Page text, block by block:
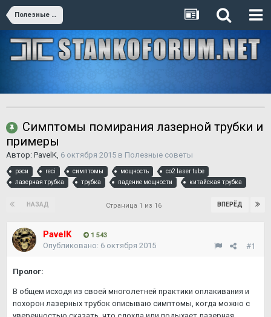
Полезные советы
Симптомы помирания лазерной трубки и
примеры
Автор: PavelK, 6 октября 2015 в Полезные советы
рэси reci симптомы мощность
co2 laser tube
лазерная трубка
трубка падение мощности китайская трубка
НАЗАД ВПЕРЁД
Страница 1 из 16
PavelK 1 543
#1
Опубликовано: 6 октября 2015
Пролог:
В общем исходя из своей многолетней практики оплакивания и
похорон лазерных трубок описываю симптомы, когда можно с